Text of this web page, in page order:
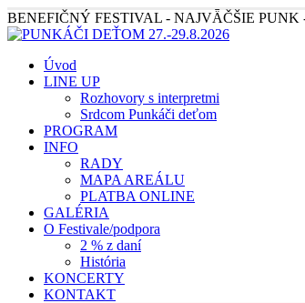
BENEFIČNÝ FESTIVAL - NAJVǞČŠIE
Úvod
LINE UP
Rozhovory s interpretmi
Srdcom Punkáči deťom
PROGRAM
INFO
RADY
MAPA AREÁLU
PLATBA ONLINE
GALÉRIA
O Festivale/podpora
2 % z daní
História
KONCERTY
KONTAKT